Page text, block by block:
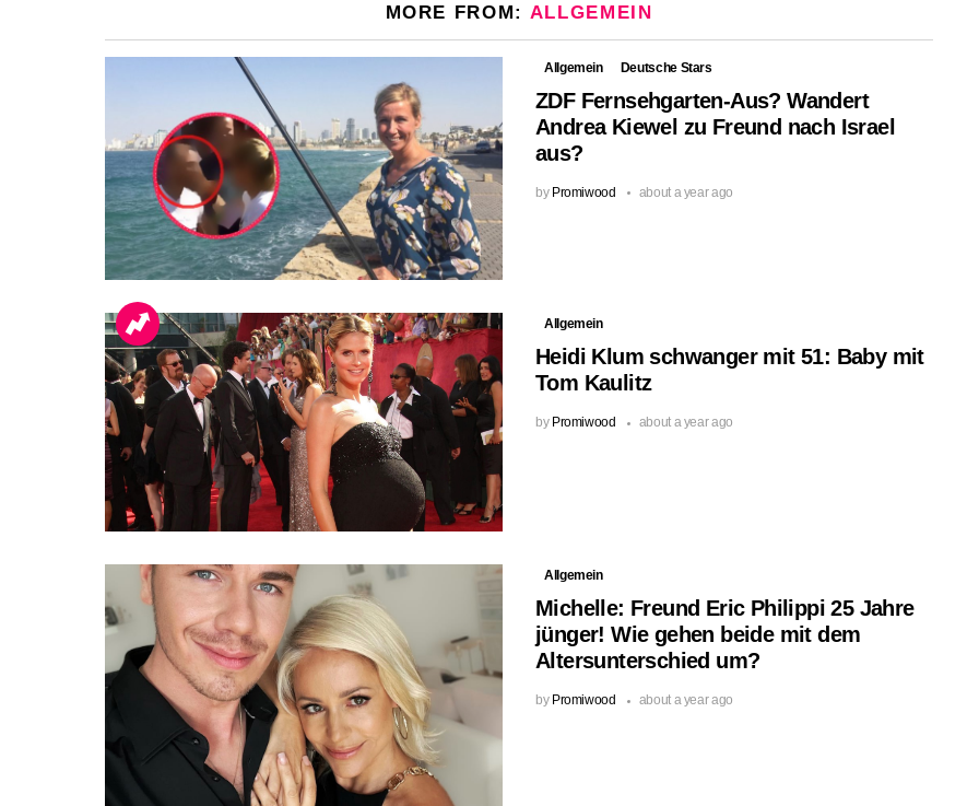
MORE FROM: ALLGEMEIN
Allgemein Deutsche Stars
ZDF Fernsehgarten-Aus? Wandert
Andrea Kiewel zu Freund nach Israel
aus?
by Promiwood about a year ago
Allgemein
Heidi Klum schwanger mit 51: Baby mit
Tom Kaulitz
by Promiwood about a year ago
Allgemein
Michelle: Freund Eric Philippi 25 Jahre
jünger! Wie gehen beide mit dem
Altersunterschied um?
by Promiwood about a year ago